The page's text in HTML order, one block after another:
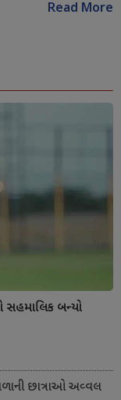
Read More
સહમાલિક બન્યો
છાત્રાઓ અવ્વલ